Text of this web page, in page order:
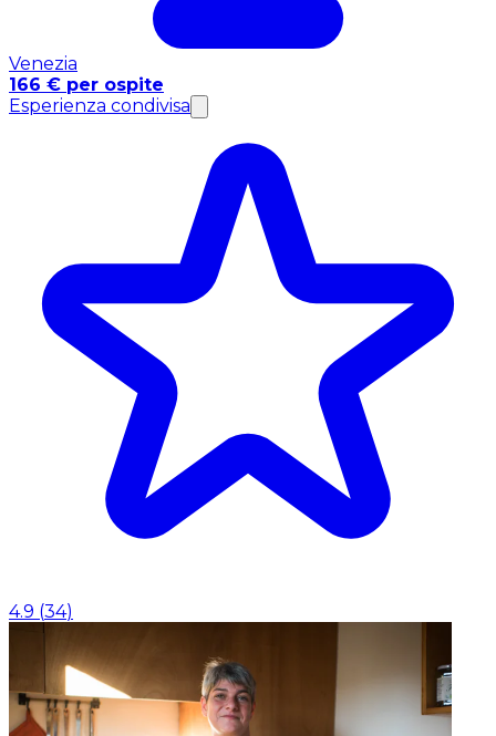
Venezia
166 € per ospite
Esperienza condivisa
4.9 (34)